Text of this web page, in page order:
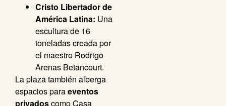
Cristo Libertador de
América Latina: Una
escultura de 16
toneladas creada por
el maestro Rodrigo
Arenas Betancourt.
La plaza también alberga
espacios paraeventos
privadoscomo Casa